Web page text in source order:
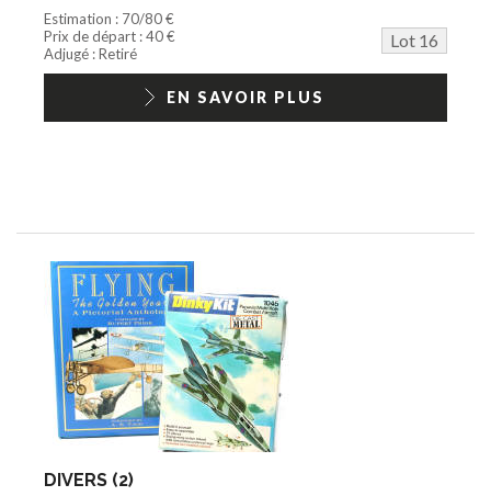
Estimation : 70/80 €
Prix de départ : 40 €
Lot 16
Adjugé : Retiré
EN SAVOIR PLUS
DIVERS (2)